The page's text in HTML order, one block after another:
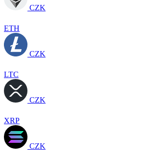
CZK
ETH
CZK
LTC
CZK
XRP
CZK